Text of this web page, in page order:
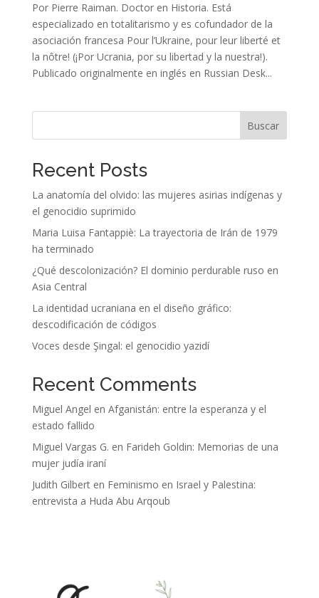
Por Pierre Raiman. Doctor en Historia. Está
especializado en totalitarismo y es cofundador de la
asociación francesa Pour l’Ukraine, pour leur liberté et
la nôtre! (¡Por Ucrania, por su libertad y la nuestra!).
Publicado originalmente en inglés en Russian Desk...
Buscar
Recent Posts
La anatomía del olvido: las mujeres asirias indígenas y
el genocidio suprimido
Maria Luisa Fantappiè: La trayectoria de Irán de 1979
ha terminado
¿Qué descolonización? El dominio perdurable ruso en
Asia Central
La identidad ucraniana en el diseño gráfico:
descodificación de códigos
Voces desde Şingal: el genocidio yazidí
Recent Comments
Miguel Angel en Afganistán: entre la esperanza y el
estado fallido
Miguel Vargas G. en Farideh Goldin: Memorias de una
mujer judía iraní
Judith Gilberten Feminismo en Israel y Palestina:
entrevista a Huda Abu Arqoub